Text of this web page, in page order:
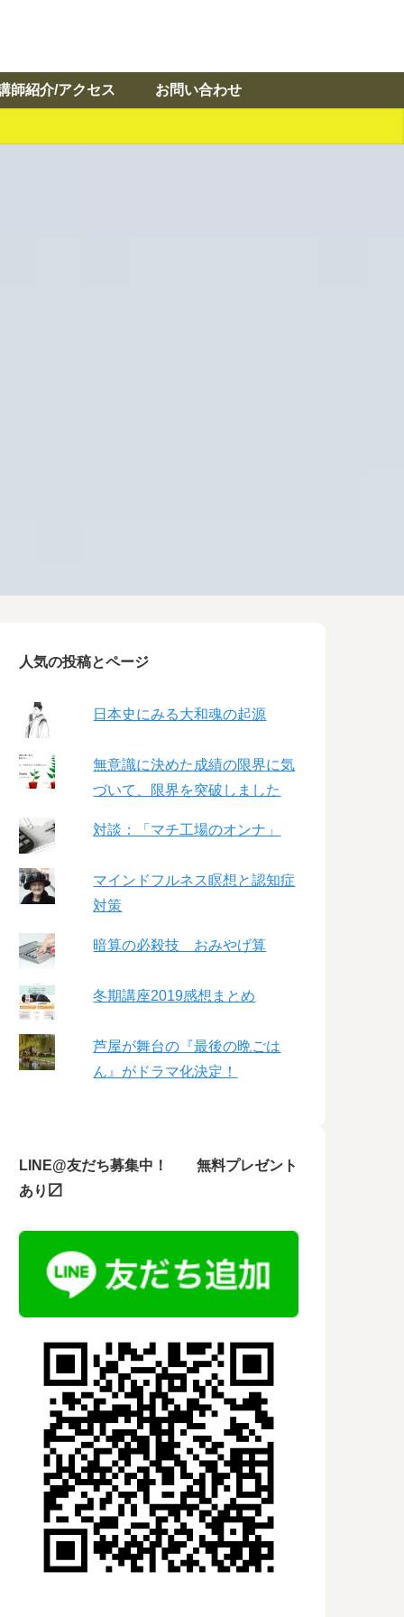
師紹介/アクセス お問い合わせ
人気の投稿とページ
日本史にみる大和魂の起源
無意識に決めた成績の限界に気
づいて、限界を突破しました
対談：「マチ工場のオンナ」
マインドフルネス瞑想と認知症
対策
暗算の必殺技 おみやげ算
冬期講座2019感想まとめ
芦屋が舞台の『最後の晩ごは
ん』がドラマ化決定！
LINE@友だち募集中！ 無料プレゼント
あり〼